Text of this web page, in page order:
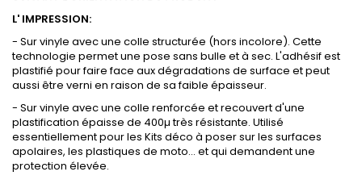
L' IMPRESSION:
- Sur vinyle avec une colle structurée (hors incolore). Cette
technologie permet une pose sans bulle et à sec. L'adhésif est
plastifié pour faire face aux dégradations de surface et peut
aussi être verni en raison de sa faible épaisseur.
- Sur vinyle avec une colle renforcée et recouvert d'une
plastification épaisse de 400µ très résistante. Utilisé
essentiellement pour les Kits déco à poser sur les surfaces
apolaires, les plastiques de moto... et qui demandent une
protection élevée.